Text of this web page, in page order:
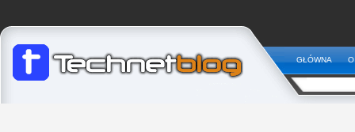
GŁÓWNA